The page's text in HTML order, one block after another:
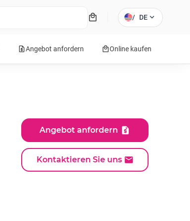
local_mall / DE expand_more
request_quoteAngebot anfordern local_mallOnline kaufen
Angebot anfordern
Kontaktieren Sie uns